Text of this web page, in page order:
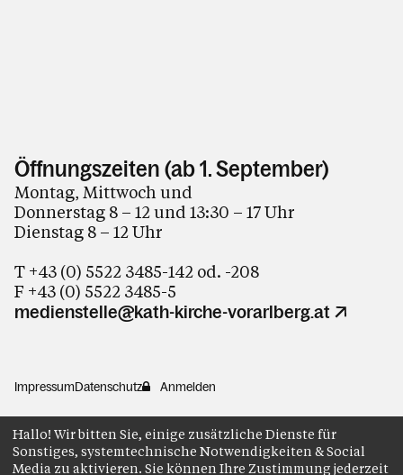
Öffnungszeiten (ab 1. September)
Montag, Mittwoch und
Donnerstag 8 – 12 und 13:30 – 17 Uhr
Dienstag 8 – 12 Uhr
T +43 (0) 5522 3485-142 od. -208
F +43 (0) 5522 3485-5
medienstelle@kath-kirche-vorarlberg.at
ImpressumDatenschutz Anmelden
Hallo! Wir bitten Sie, einige zusätzliche Dienste für
Sonstiges, systemtechnische Notwendigkeiten & Social
Media zu aktivieren. Sie können Ihre Zustimmung jederzeit